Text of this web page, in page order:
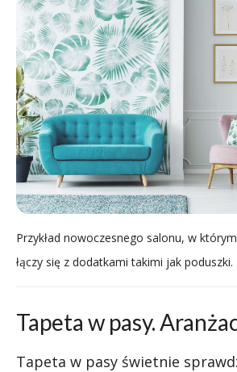
Przykład nowoczesnego salonu, w
łączy się z dodatkami takimi jak poduszki.
Tapeta w pasy.
Tapeta w pasy świetnie